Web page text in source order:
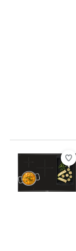
Beoordeling is 9,5 van